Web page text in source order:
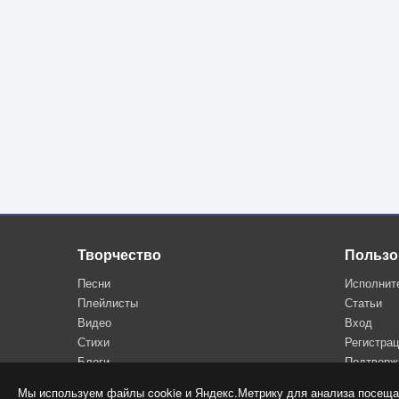
Мы используем файлы cookie и Яндекс.Метрику для анализа
Творчество
Песни
Плейлисты
Видео
Стихи
Блоги
Статьи
Вход